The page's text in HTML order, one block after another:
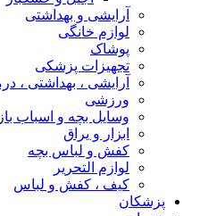
آرایشی و بهداشتی
لوازم خانگی
پوشاک
تجهیزات پزشکی
آرایشی ، بهداشتی ،
ورزشی
وسایل بچه و اسباب
ابزار و یراق
کفش و لباس بچه
لوازم التحریر
کیف ، کفش و لباس
پزشکان